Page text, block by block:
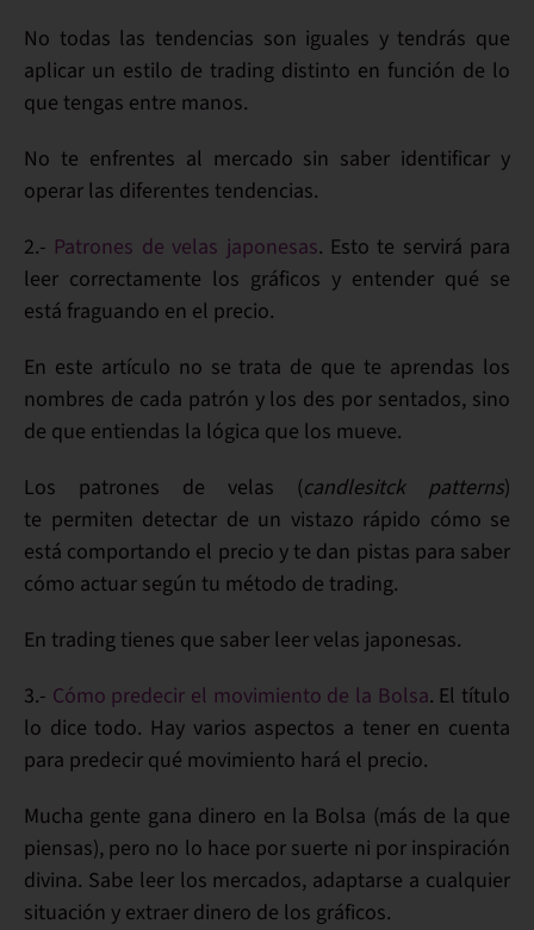
No todas las tendencias son iguales y tendrás que
aplicar un estilo de trading distinto en función de lo
que tengas entre manos.
No te enfrentes al mercado sin saber identificar y
operar las diferentes tendencias.
2.- Patrones de velas japonesas. Esto te servirá para
leer correctamente los gráficos y entender qué se
está fraguando en el precio.
En este artículo no se trata de que te aprendas los
nombres de cada patrón y los des por sentados, sino
de que entiendas la lógica que los mueve.
Los patrones de velas (candlesitck patterns)
te permiten detectar de un vistazo rápido cómo se
está comportando el precio y te dan pistas para saber
cómo actuar según tu método de trading.
En trading tienes que saber leer velas japonesas.
3.- Cómo predecir el movimiento de la Bolsa. El título
lo dice todo. Hay varios aspectos a tener en cuenta
para predecir qué movimiento hará el precio.
Mucha gente gana dinero en la Bolsa (más de la que
piensas), pero no lo hace por suerte ni por inspiración
divina. Sabe leer los mercados, adaptarse a cualquier
situación y extraer dinero de los gráficos.